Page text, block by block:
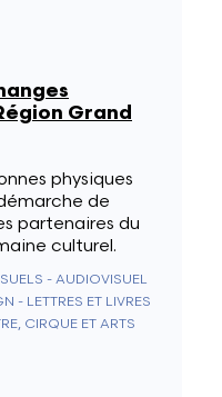
Grand
physiques
de
partenaires du
culturel.
- AUDIOVISUEL
- LETTRES ET LIVRES
CIRQUE ET ARTS